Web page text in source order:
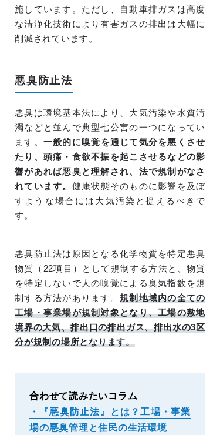
施しています。ただし、自動車排ガスは高度
な清浄化技術により有害ガスの排出は大幅に
削減されています。
悪臭防止法
悪臭は環境基本法により、大気汚染や水質汚
濁などと並んで典型七公害の一つになってい
ます。 一般的に嗅覚を通じて気分を悪くさせ
たり、頭痛・食欲不振を起こさせるなどの影
響があれば悪臭と理解され、法で規制がなさ
れています。 健康状態そのものに影響を及ぼ
すような場合には大気汚染と捉えるべきで
す。
悪臭防止法は原因となる化学物質を特定悪臭
物質（22項目）として規制する方法と、物質
を特定しないで人の嗅覚による臭気指数を規
制する方法があります。規制地域内の全ての
工場・事業場が規制対象となり、工場の敷地
境界の大気、排出口の排出ガス、排出水の3区
分が規制の場所となります。
合わせて読みたいコラム
・『悪臭防止法』とは？工場・事業
場の悪臭管理と住民の生活環境